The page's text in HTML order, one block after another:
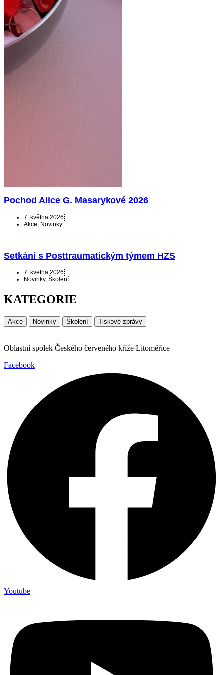
Pochod Alice G. Masarykové 2026
7. května 2026
Akce, Novinky
Setkání s Posttraumatickým týmem HZS
7. května 2026
Novinky, Školení
KATEGORIE
Akce Novinky Školení Tiskové zprávy
Oblastní spolek Českého červeného kříže Litoměřice
Facebook
Youtube